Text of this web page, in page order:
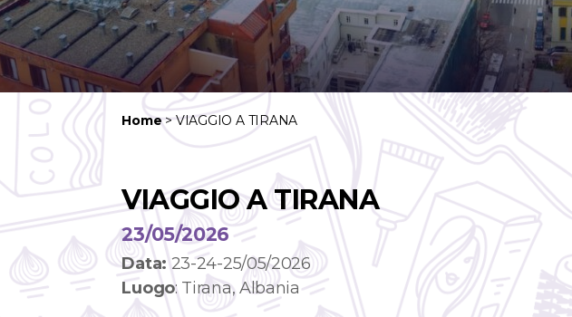
Home>VIAGGIO A TIRANA
VIAGGIO A TIRANA
23/05/2026
Data:23-24-25/05/2026
Luogo: Tirana, Albania